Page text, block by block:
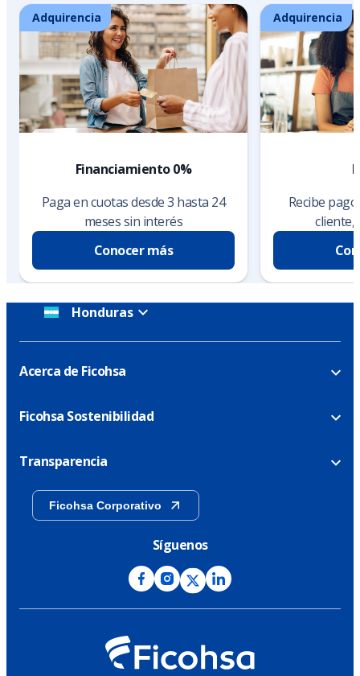
Adquirencia
Financiamiento 0%
Paga en cuotas desde 3 hasta 24
meses sin interés
Conocer más
Adquirencia
Recibe
cliente,
Honduras
Acerca de Ficohsa
Ficohsa Sostenibilidad
Transparencia
Ficohsa Corporativo
Síguenos